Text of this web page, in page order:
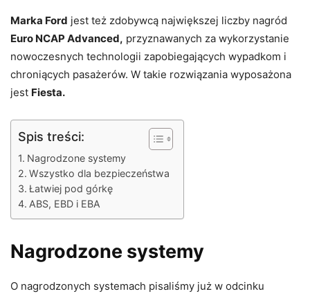
Marka Ford jest też zdobywcą największej liczby nagród
Euro NCAP Advanced, przyznawanych za wykorzystanie
nowoczesnych technologii zapobiegających wypadkom i
chroniących pasażerów. W takie rozwiązania wyposażona
jest Fiesta.
Spis treści:
Nagrodzone systemy
Wszystko dla bezpieczeństwa
Łatwiej pod górkę
ABS, EBD i EBA
Nagrodzone systemy
O nagrodzonych systemach pisaliśmy już w odcinku